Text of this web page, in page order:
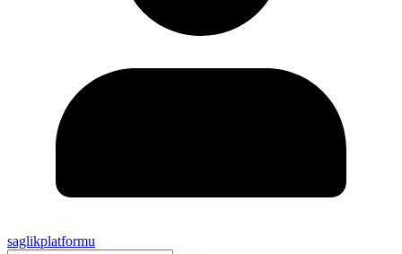
saglikplatformu